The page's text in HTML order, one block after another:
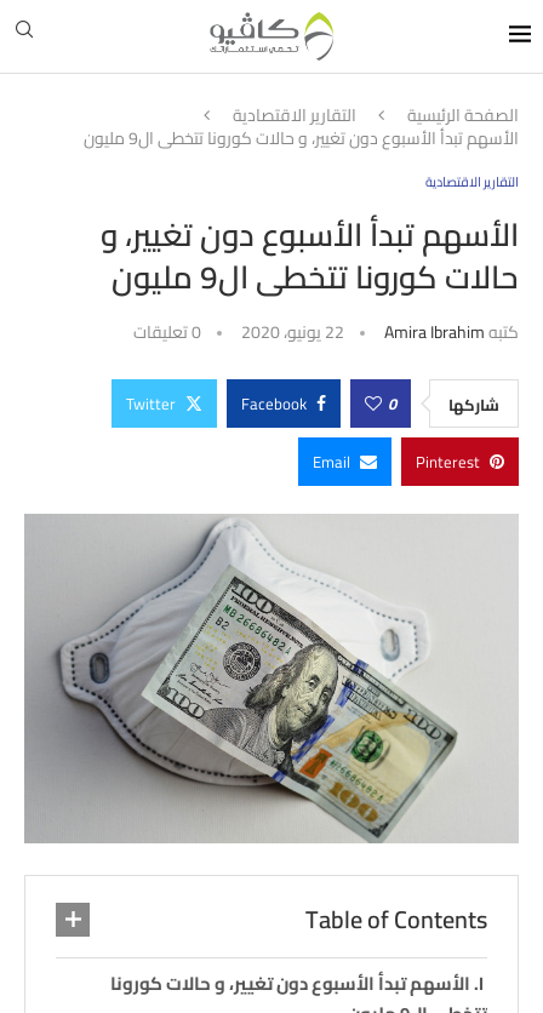
الصفحة الرئيسية التقارير الاقتصادية
الأسهم تبدأ الأسبوع دون تغيير، و حالات كورونا تتخطى ال9 مليون
التقارير الاقتصادية
الأسهم تبدأ الأسبوع دون تغيير، و
حالات كورونا تتخطى ال9 مليون
كتبهAmira Ibrahim 22 يونيو، 2020 0 تعليقات
شاركها 0
Facebook
Twitter
Pinterest
Email
Table of Contents
الأسهم تبدأ الأسبوع دون تغيير، و حالات كورونا